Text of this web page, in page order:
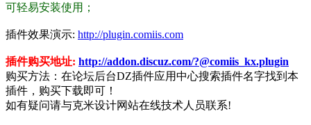
可轻易安装使用；
插件效果演示: http://plugin.comiis.com
插件购买地址: http://addon.discuz.com/?@comiis_kx.plugin
购买方法：在论坛后台DZ插件应用中心搜索插件名字找到本
插件，购买下载即可！
如有疑问请与克米设计网站在线技术人员联系!